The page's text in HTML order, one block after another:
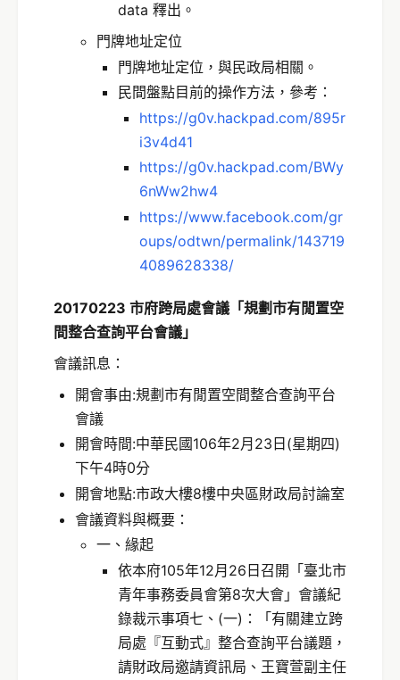
data 釋出。
門牌地址定位
門牌地址定位，與民政局相關。
民間盤點目前的操作方法，參考：
https://g0v.hackpad.com/895r
i3v4d41
https://g0v.hackpad.com/BWy
6nWw2hw4
https://www.facebook.com/gr
oups/odtwn/permalink/143719
4089628338/
20170223 市府跨局處會議「規劃市有閒置空
間整合查詢平台會議」
會議訊息：
開會事由:規劃市有閒置空間整合查詢平台
會議
開會時間:中華民國106年2月23日(星期四)
下午4時0分
開會地點:市政大樓8樓中央區財政局討論室
會議資料與概要：
一、緣起
依本府105年12月26日召開「臺北市
青年事務委員會第8次大會」會議紀
錄裁示事項七、(一)：「有關建立跨
局處『互動式』整合查詢平台議題，
請財政局邀請資訊局、王寶萱副主任